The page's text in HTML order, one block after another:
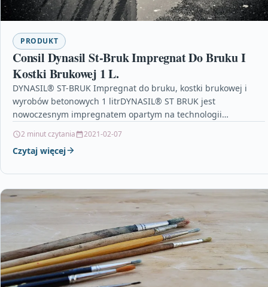
PRODUKT
Consil Dynasil St-Bruk Impregnat Do Bruku I
Kostki Brukowej 1 L.
DYNASIL® ST-BRUK Impregnat do bruku, kostki brukowej i
wyrobów betonowych 1 litrDYNASIL® ST BRUK jest
nowoczesnym impregnatem opartym na technologii
2 minut czytania 2021-02-07
Czytaj więcej